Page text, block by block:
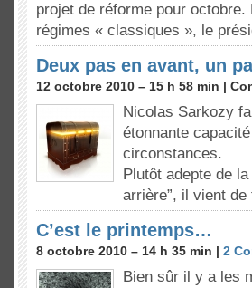
projet de réforme pour
régimes « classiques », le
Deux pas en avant, un
12 octobre 2010 – 15 h 58 min |
Nicolas Sarkozy
étonnante
circonstances.
Plutôt adepte de
arrière”, il vient
C’est le printemps…
8 octobre 2010 – 14 h 35 min | 2
Bien sûr il y a les